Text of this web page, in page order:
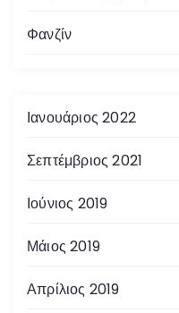
Φανζίν
Ιανουάριος 2022
Σεπτέμβριος 2021
Ιούνιος 2019
Μάιος 2019
Απρίλιος 2019